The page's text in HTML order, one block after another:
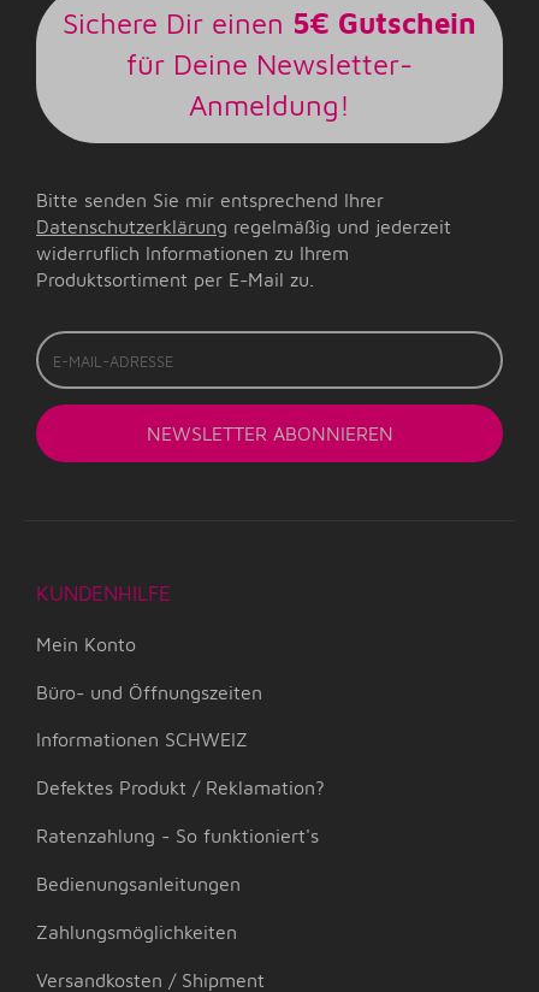
Sichere Dir einen 5€ Gutschein
für Deine Newsletter-
Anmeldung!
Bitte senden Sie mir entsprechend Ihrer
Datenschutzerklärung regelmäßig und jederzeit
widerruflich Informationen zu Ihrem
Produktsortiment per E-Mail zu.
E-
Mail-
Adresse
NEWSLETTER ABONNIEREN
KUNDENHILFE
Mein Konto
Büro- und Öffnungszeiten
Informationen SCHWEIZ
Defektes Produkt / Reklamation?
Ratenzahlung - So funktioniert's
Bedienungsanleitungen
Zahlungsmöglichkeiten
Versandkosten / Shipment